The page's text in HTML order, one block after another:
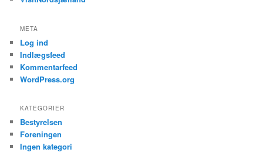
META
Log ind
Indlægsfeed
Kommentarfeed
WordPress.org
KATEGORIER
Bestyrelsen
Foreningen
Ingen kategori